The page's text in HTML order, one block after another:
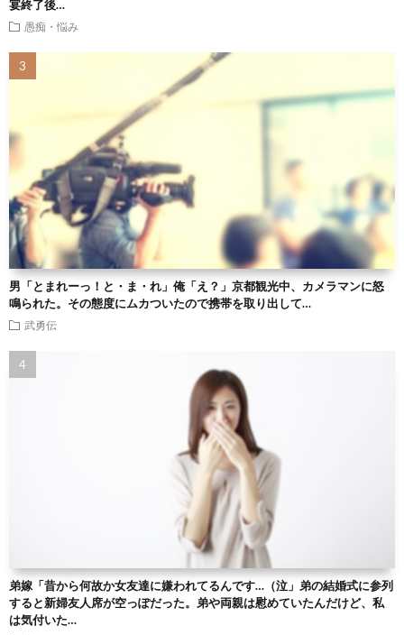
宴終了後…
愚痴・悩み
男「とまれーっ！と・ま・れ」俺「え？」京都観光中、カメラマンに怒
鳴られた。その態度にムカついたので携帯を取り出して…
武勇伝
弟嫁「昔から何故か女友達に嫌われてるんです…（泣」弟の結婚式に参列
すると新婦友人席が空っぽだった。弟や両親は慰めていたんだけど、私
は気付いた…